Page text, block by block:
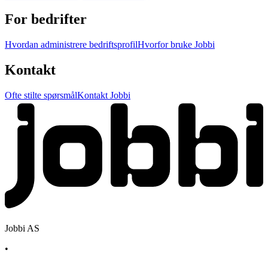
For bedrifter
Hvordan administrere bedriftsprofilHvorfor bruke Jobbi
Kontakt
Ofte stilte spørsmålKontakt Jobbi
Jobbi AS
•